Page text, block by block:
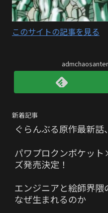
このサイトの記事を見る
新着記事
ぐらんぶる原作最新話
パワプロクンポケッ
ズ発売決定！
エンジニアと絵師界隈
なぜ生まれるのか